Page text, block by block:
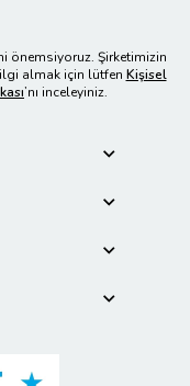
önemsiyoruz. Şirketimizin
almak için lütfen Kişisel
’nı inceleyiniz.